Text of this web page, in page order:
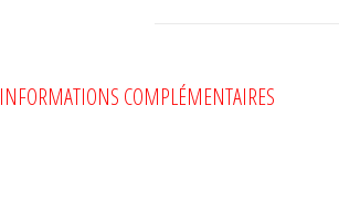
INFORMATIONS COMPLÉMENTAIRES